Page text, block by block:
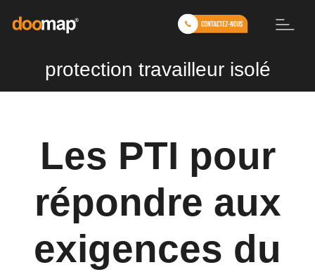
protection travailleur isolé
Les PTI pour
répondre aux
exigences du